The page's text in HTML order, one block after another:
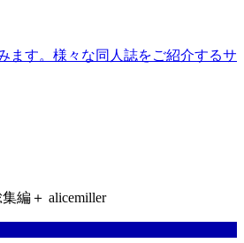
ます。様々な同人誌をご紹介するサ
編＋ alicemiller